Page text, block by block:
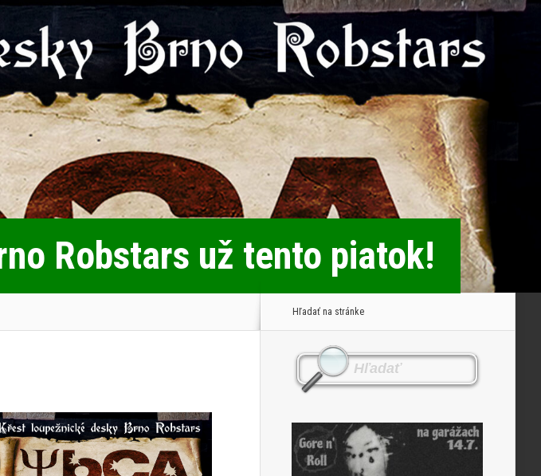
Robstars už tento piatok!
Hľadať na stránke